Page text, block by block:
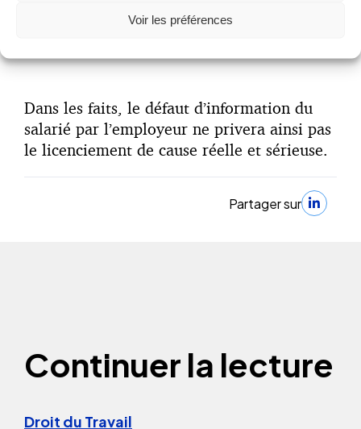
Voir les préférences
licenciement.
Dans les faits, le défaut d’information du
salarié par l’employeur ne privera ainsi pas
le licenciement de cause réelle et sérieuse.
Partager sur
Continuer la lecture
Droit du Travail